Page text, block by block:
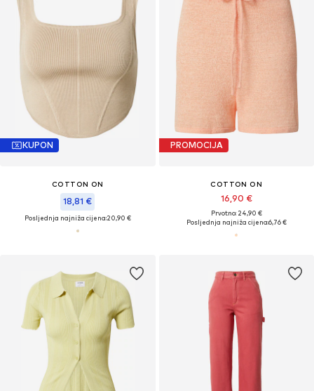
KUPON
COTTON ON
18,81 €
Posljednja najniža cijena:20,90 €
PROMOCIJA
COTTON ON
16,90 €
Prvotno: 24,90 €
Posljednja najniža cijena:6,76 €